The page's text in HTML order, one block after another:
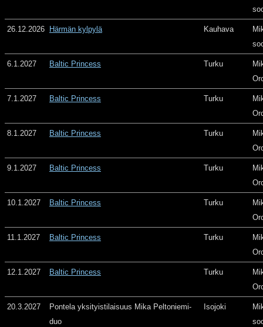
26.12.2026 Härmän kylpylä Kauhava
6.1.2027 Baltic Princess Turku
7.1.2027 Baltic Princess Turku
8.1.2027 Baltic Princess Turku
9.1.2027 Baltic Princess Turku
10.1.2027 Baltic Princess Turku
11.1.2027 Baltic Princess Turku
12.1.2027 Baltic Princess Turku
20.3.2027
Pontela yksityistilaisuus Mika Peltoniemi-
duo
Isojoki